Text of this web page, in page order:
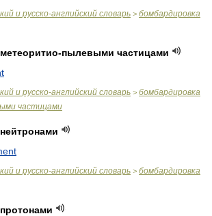
и русско-английский словарь > бомбардировка
пылевыми частицами
и русско-английский словарь > бомбардировка
частицами
и русско-английский словарь > бомбардировка